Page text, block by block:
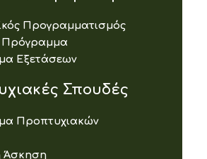
Προγραμματισμός
Πρόγραμμα
Εξετάσεων
Σπουδές
Προπτυχιακών
Άσκηση